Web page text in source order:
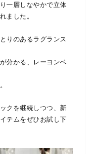
一層しなやかで立体
ました。
りのあるラグランス
分かる、レーヨンベ
クを継続しつつ、新
テムをぜひお試し下